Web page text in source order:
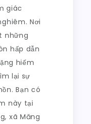
giác
Nơi
những
hấp dẫn
hiếm
lại sự
Bạn có
này tại
xã Măng